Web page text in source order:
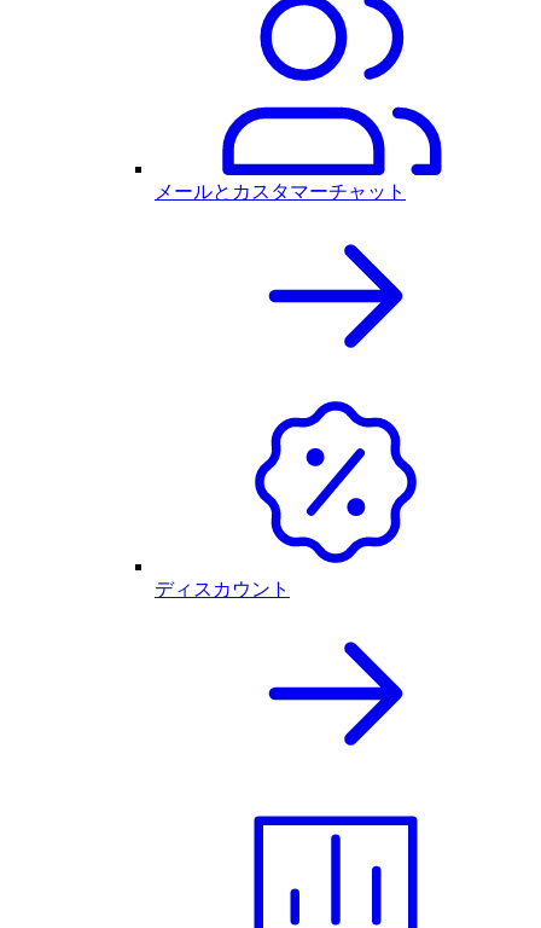
メールとカスタマーチャット
ディスカウント